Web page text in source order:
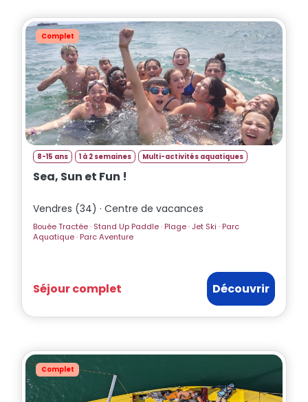
Complet
8-15 ans 1 à 2 semaines Multi-activités aquatiques
Sea, Sun et Fun !
Vendres (34) · Centre de vacances
Bouée Tractée · Stand Up Paddle · Plage · Jet Ski · Parc
Aquatique · Parc Aventure
Séjour complet Découvrir
Complet